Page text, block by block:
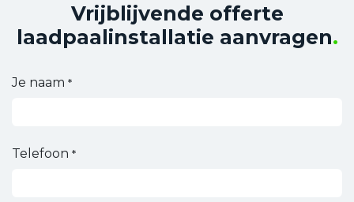
Vrijblijvende offerte
laadpaalinstallatie aanvragen.
Je naam *
Telefoon *